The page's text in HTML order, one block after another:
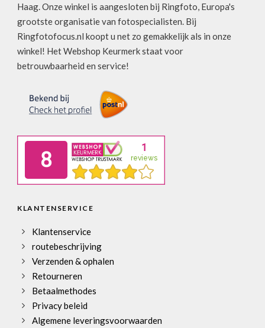
Haag. Onze winkel is aangesloten bij Ringfoto, Europa's
grootste organisatie van fotospecialisten. Bij
Ringfotofocus.nl koopt u net zo gemakkelijk als in onze
winkel! Het Webshop Keurmerk staat voor
betrouwbaarheid en service!
KLANTENSERVICE
Klantenservice
routebeschrijving
Verzenden & ophalen
Retourneren
Betaalmethodes
Privacy beleid
Algemene leveringsvoorwaarden